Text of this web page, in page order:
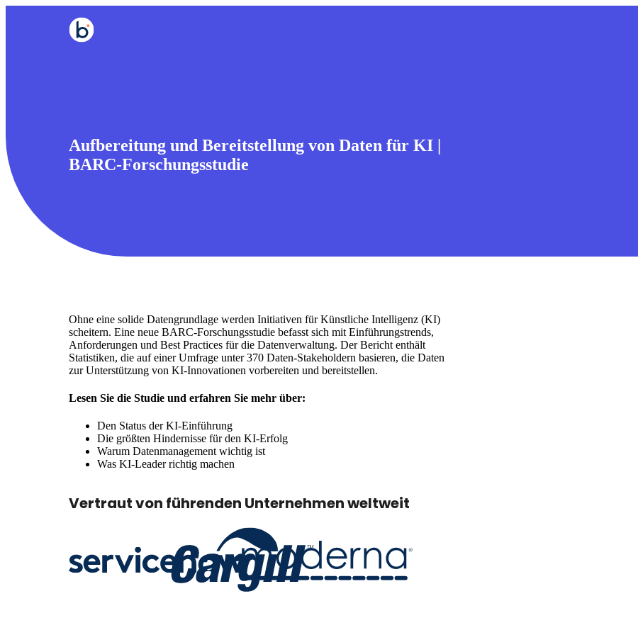
Aufbereitung und Bereitstellung von Daten für KI |
BARC-Forschungsstudie
Ohne eine solide Datengrundlage werden Initiativen für Künstliche Intelligenz (KI)
scheitern. Eine neue BARC-Forschungsstudie befasst sich mit Einführungstrends,
Anforderungen und Best Practices für die Datenverwaltung. Der Bericht enthält
Statistiken, die auf einer Umfrage unter 370 Daten-Stakeholdern basieren, die Daten
zur Unterstützung von KI-Innovationen vorbereiten und bereitstellen.
Lesen Sie die Studie und erfahren Sie mehr über:
Den Status der KI-Einführung
Die größten Hindernisse für den KI-Erfolg
Warum Datenmanagement wichtig ist
Was KI-Leader richtig machen
Vertraut von führenden Unternehmen weltweit